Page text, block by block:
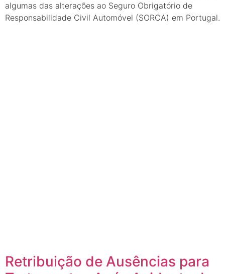
algumas das alterações ao Seguro Obrigatório de
Responsabilidade Civil Automóvel (SORCA) em Portugal.
Retribuição de Ausências para